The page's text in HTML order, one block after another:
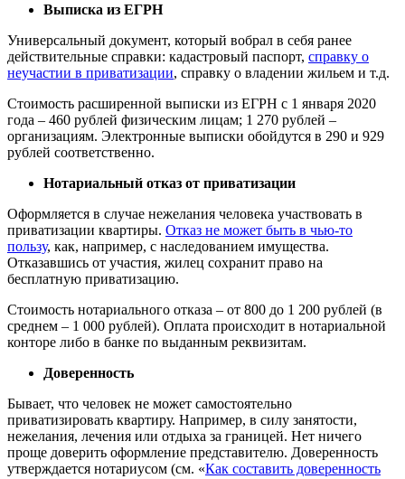
Выписка из ЕГРН
Универсальный документ, который вобрал в себя ранее
действительные справки: кадастровый паспорт, справку о
неучастии в приватизации, справку о владении жильем и т.д.
Стоимость расширенной выписки из ЕГРН с 1 января 2020
года – 460 рублей физическим лицам; 1 270 рублей –
организациям. Электронные выписки обойдутся в 290 и 929
рублей соответственно.
Нотариальный отказ от приватизации
Оформляется в случае нежелания человека участвовать в
приватизации квартиры. Отказ не может быть в чью-то
пользу, как, например, с наследованием имущества.
Отказавшись от участия, жилец сохранит право на
бесплатную приватизацию.
Стоимость нотариального отказа – от 800 до 1 200 рублей (в
среднем – 1 000 рублей). Оплата происходит в нотариальной
конторе либо в банке по выданным реквизитам.
Доверенность
Бывает, что человек не может самостоятельно
приватизировать квартиру. Например, в силу занятости,
нежелания, лечения или отдыха за границей. Нет ничего
проще доверить оформление представителю. Доверенность
утверждается нотариусом (см. «Как составить доверенность